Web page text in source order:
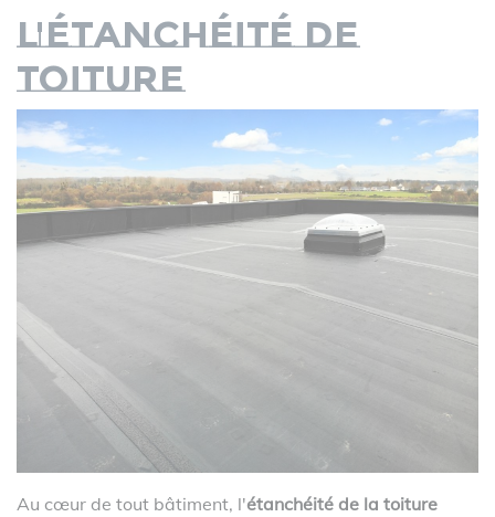
L'étanchéité de
toiture
Au cœur de tout bâtiment, l'étanchéité de la toiture